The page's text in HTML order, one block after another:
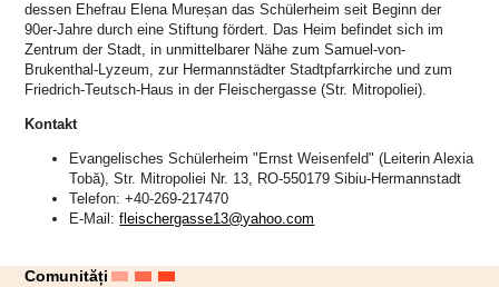
dessen Ehefrau Elena Mureșan das Schülerheim seit Beginn der
90er-Jahre durch eine Stiftung fördert. Das Heim befindet sich im
Zentrum der Stadt, in unmittelbarer Nähe zum Samuel-von-
Brukenthal-Lyzeum, zur Hermannstädter Stadtpfarrkirche und zum
Friedrich-Teutsch-Haus in der Fleischergasse (Str. Mitropoliei).
Kontakt
Evangelisches Schülerheim "Ernst Weisenfeld" (Leiterin Alexia
Tobă), Str. Mitropoliei Nr. 13, RO-550179 Sibiu-Hermannstadt
Telefon: +40-269-217470
E-Mail:fleischergasse13@yahoo.com
Comunități